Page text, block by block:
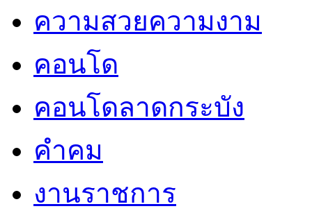
ความสวยความงาม
คอนโด
คอนโดลาดกระบัง
คำคม
งานราชการ